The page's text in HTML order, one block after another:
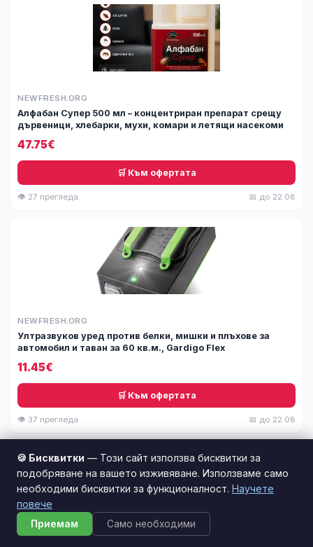
NEWFRESH.ORG
Алфабан Супер 500 мл – концентриран препарат срещу
дървеници, хлебарки, мухи, комари и летящи насекоми
47.75€
🛒 Към офертата
👁 27 прегледа 📅 до 22.08
NEWFRESH.ORG
Ултразвуков уред против белки, мишки и плъхове за
автомобил и таван за 60 кв.м., Gardigo Flex
11.45€
🛒 Към офертата
👁 37 прегледа 📅 до 22.08
🍪 Бисквитки — Този сайт използва бисквитки за
подобряване на вашето изживяване. Използваме само
необходими бисквитки за функционалност. Научете
повече
Приемам Само необходими